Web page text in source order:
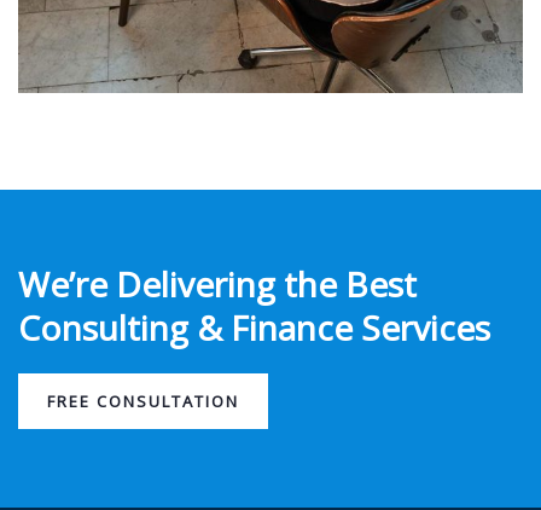
We’re Delivering the Best
Consulting & Finance Services
FREE CONSULTATION